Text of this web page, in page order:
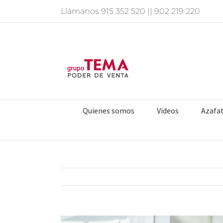
Llámanos 915 352 520 || 902 219 220
Quienes somos Videos
Ver